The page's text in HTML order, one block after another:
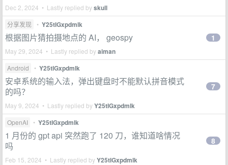
Dec 2, 2024 • Lastly replied byskull
分享发现 • Y25tIGxpdmlk
根据图片猜拍摄地点的 AI， geospy
May 29, 2024 • Lastly replied byaiman
1
Android • Y25tIGxpdmlk
安卓系统的输入法，弹出键盘时不能默认拼音模式
的吗？
May 9, 2024 • Lastly replied byY25tIGxpdmlk
7
OpenAI • Y25tIGxpdmlk
1 月份的 gpt api 突然跑了 120 刀，谁知道啥情况
吗
Feb 15, 2024 • Lastly replied byY25tIGxpdmlk
8